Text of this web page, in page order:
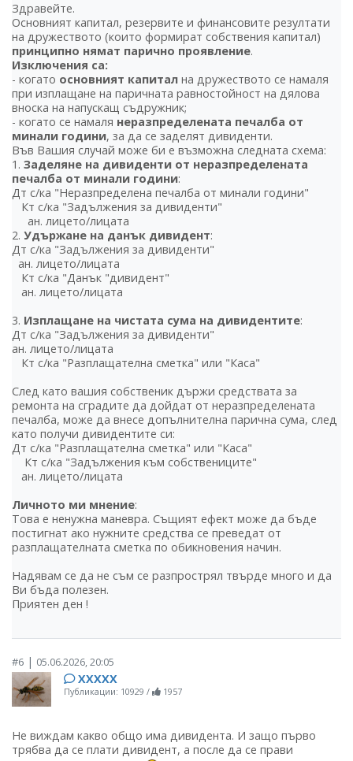
Здравейте.
Основният капитал, резервите и финансовите резултати
на дружеството (които формират собствения капитал)
принципно нямат парично проявление.
Изключения са:
- когато основният капитал на дружеството се намаля
при изплащане на паричната равностойност на дялова
вноска на напускащ съдружник;
- когато се намаля неразпределената печалба от
минали години, за да се заделят дивиденти.
Във Вашия случай може би е възможна следната схема:
1. Заделяне на дивиденти от неразпределената
печалба от минали години:
Дт с/ка "Неразпределена печалба от минали години"
Кт с/ка "Задължения за дивиденти"
ан. лицето/лицата
2. Удържане на данък дивидент:
Дт с/ка "Задължения за дивиденти"
ан. лицето/лицата
Кт с/ка "Данък "дивидент"
ан. лицето/лицата
3. Изплащане на чистата сума на дивидентите:
Дт с/ка "Задължения за дивиденти"
ан. лицето/лицата
Кт с/ка "Разплащателна сметка" или "Каса"
След като вашия собственик държи средствата за
ремонта на сградите да дойдат от неразпределената
печалба, може да внесе допълнителна парична сума, след
като получи дивидентите си:
Дт с/ка "Разплащателна сметка" или "Каса"
Кт с/ка "Задължения към собствениците"
ан. лицето/лицата
Личното ми мнение:
Това е ненужна маневра. Същият ефект може да бъде
постигнат ако нужните средства се преведат от
разплащателната сметка по обикновения начин.
Надявам се да не съм се разпрострял твърде много и да
Ви бъда полезен.
Приятен ден !
#6 | 05.06.2026, 20:05
ХХХХХ
Публикации: 10929 / 1957
Не виждам какво общо има дивидента. И защо първо
трябва да се плати дивидент, а после да се прави